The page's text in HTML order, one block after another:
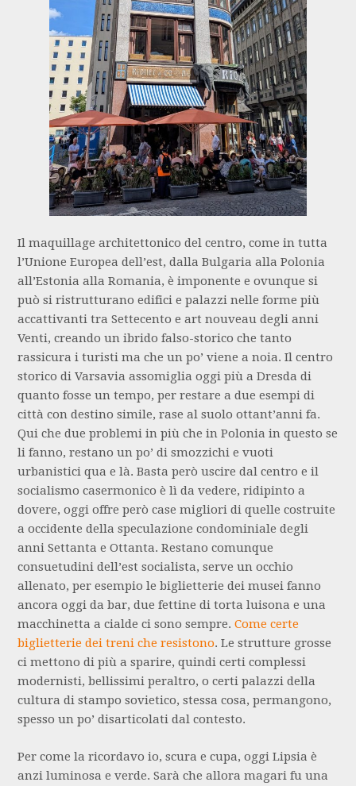
Il maquillage architettonico del centro, come in tutta
l’Unione Europea dell’est, dalla Bulgaria alla Polonia
all’Estonia alla Romania, è imponente e ovunque si
può si ristrutturano edifici e palazzi nelle forme più
accattivanti tra Settecento e art nouveau degli anni
Venti, creando un ibrido falso-storico che tanto
rassicura i turisti ma che un po’ viene a noia. Il centro
storico di Varsavia assomiglia oggi più a Dresda di
quanto fosse un tempo, per restare a due esempi di
città con destino simile, rase al suolo ottant’anni fa.
Qui che due problemi in più che in Polonia in questo se
li fanno, restano un po’ di smozzichi e vuoti
urbanistici qua e là. Basta però uscire dal centro e il
socialismo casermonico è lì da vedere, ridipinto a
dovere, oggi offre però case migliori di quelle costruite
a occidente della speculazione condominiale degli
anni Settanta e Ottanta. Restano comunque
consuetudini dell’est socialista, serve un occhio
allenato, per esempio le biglietterie dei musei fanno
ancora oggi da bar, due fettine di torta luisona e una
macchinetta a cialde ci sono sempre.Come certe
biglietterie dei treni che resistono. Le strutture grosse
ci mettono di più a sparire, quindi certi complessi
modernisti, bellissimi peraltro, o certi palazzi della
cultura di stampo sovietico, stessa cosa, permangono,
spesso un po’ disarticolati dal contesto.
Per come la ricordavo io, scura e cupa, oggi Lipsia è
anzi luminosa e verde. Sarà che allora magari fu una